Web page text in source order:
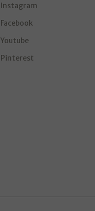
Instagram
Facebook
Youtube
Pinterest